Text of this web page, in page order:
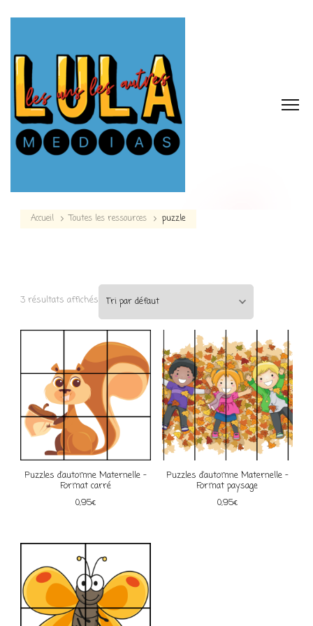
Accueil Toutes les ressources puzzle
3 résultats affichés
Puzzles d’automne Maternelle –
Format carré
0,95€
Puzzles d’automne Maternelle –
Format paysage
0,95€